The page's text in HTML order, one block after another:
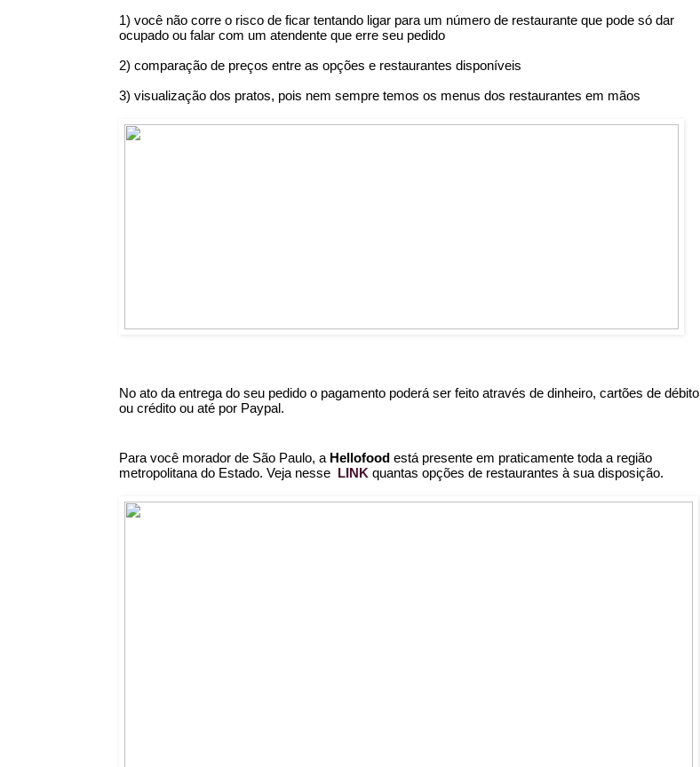
1) você não corre o risco de ficar tentando ligar para um número de restaurante que pode só dar
ocupado ou falar com um atendente que erre seu pedido
2) comparação de preços entre as opções e restaurantes disponíveis
3) visualização dos pratos, pois nem sempre temos os menus dos restaurantes em mãos
No ato da entrega do seu pedido o pagamento poderá ser feito através de dinheiro, cartões de débito
ou crédito ou até por Paypal.
Para você morador de São Paulo, a Hellofood está presente em praticamente toda a região
metropolitana do Estado. Veja nesse LINK quantas opções de restaurantes à sua disposição.